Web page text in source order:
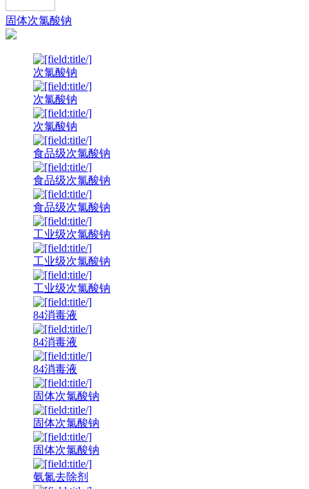
固体次氯酸钠
次氯酸钠
次氯酸钠
次氯酸钠
食品级次氯酸钠
食品级次氯酸钠
食品级次氯酸钠
工业级次氯酸钠
工业级次氯酸钠
工业级次氯酸钠
84消毒液
84消毒液
84消毒液
固体次氯酸钠
固体次氯酸钠
固体次氯酸钠
氨氮去除剂